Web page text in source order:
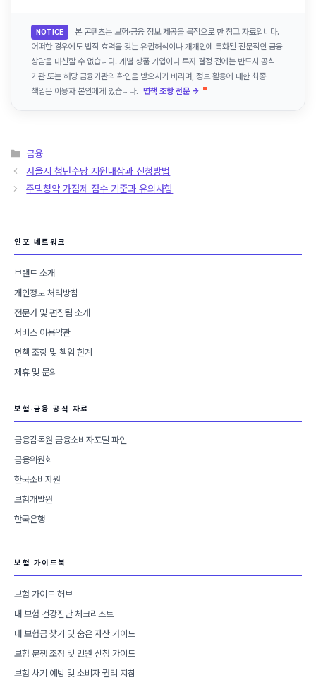
NOTICE
본 콘텐츠는 보험·금융 정보 제공을 목적으로 한 참고 자료입니다.
어떠한 경우에도 법적 효력을 갖는 유권해석이나 개개인에 특화된 전문적인 금융
상담을 대신할 수 없습니다. 개별 상품 가입이나 투자 결정 전에는 반드시 공식
기관 또는 해당 금융기관의 확인을 받으시기 바라며, 정보 활용에 대한 최종
책임은 이용자 본인에게 있습니다. 면책 조항 전문 →
카
테
리
금융
서울시 청년수당 지원대상과 신청방법
주택청약 가점제 점수 기준과 유의사항
인포 네트워크
브랜드 소개
개인정보 처리방침
전문가 및 편집팀 소개
서비스 이용약관
면책 조항 및 책임 한계
제휴 및 문의
보험·금융 공식 자료
금융감독원 금융소비자포털 파인
금융위원회
한국소비자원
보험개발원
한국은행
보험 가이드북
보험 가이드 허브
내 보험 건강진단 체크리스트
내 보험금 찾기 및 숨은 자산 가이드
보험 분쟁 조정 및 민원 신청 가이드
보험 사기 예방 및 소비자 권리 지침